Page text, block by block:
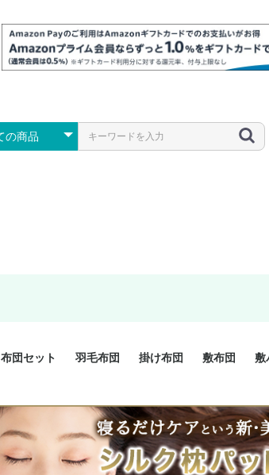
布団セット
羽毛布団セット 2点セット
3点セット
4点セット
5点セット
6点セット
エクセルゴールド
ロイヤルゴールド
マザーダックダウン
小さい布団セット
大きい布団セット
掛け布団セット 2点セット
3点セット
4点セット
6点セット
敷布団セット 2点セット
3点セット
羽毛布団
プレミアムゴールド
ロイヤルゴールド
エクセルゴールド
ニューゴールド
マザーダックダウン
マザーグースダウン
スーパーロングサイズ
洗える羽毛布団
肌掛け布団
掛け布団
防ダニ掛け布団
洗える掛け布団
小さい掛け布団
大きい掛け布団
肌掛け布団
敷布団
防ダニ敷布
小さい敷布
大きい敷布
機能性敷布
敷